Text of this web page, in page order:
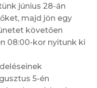
június 28-án
majd jön egy
követően
08:00-kor nyitunk ki
5-én